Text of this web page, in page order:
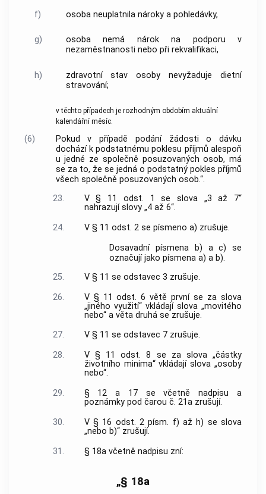
f) osoba neuplatnila nároky a pohledávky,
g)
osoba nemá nárok na podporu v
nezaměstnanosti nebo při rekvalifikaci,
h)
zdravotní stav osoby nevyžaduje dietní
stravování;
v těchto případech je rozhodným obdobím aktuální
kalendářní měsíc.
(6)
Pokud v případě podání žádosti o dávku
dochází k podstatnému poklesu příjmů alespoň
u jedné ze společně posuzovaných osob, má
se za to, že se jedná o podstatný pokles příjmů
všech společně posuzovaných osob.“.
23.
V § 11 odst. 1 se slova „3 až 7“
nahrazují slovy „4 až 6“.
24.
V § 11 odst. 2 se písmeno a) zrušuje.
Dosavadní písmena b) a c) se
označují jako písmena a) a b).
25.
V § 11 se odstavec 3 zrušuje.
26.
V § 11 odst. 6 větě první se za slova
„jiného využití“ vkládají slova „movitého
nebo“ a věta druhá se zrušuje.
27.
V § 11 se odstavec 7 zrušuje.
28.
V § 11 odst. 8 se za slova „částky
životního minima“ vkládají slova „osoby
nebo“.
29.
§ 12 a 17 se včetně nadpisu a
poznámky pod čarou č. 21a zrušují.
30.
V § 16 odst. 2 písm. f) až h) se slova
„nebo b)“ zrušují.
31.
§ 18a včetně nadpisu zní:
„§ 18a